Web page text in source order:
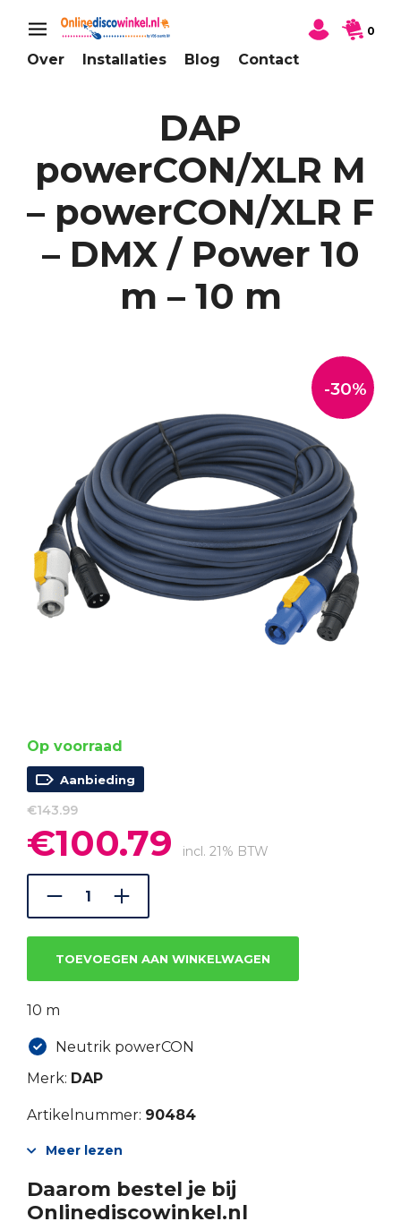
Over Installaties Blog Contact
0
DAP
powerCON/XLR M
– powerCON/XLR F
– DMX / Power 10
m – 10 m
-30%
Op voorraad
Aanbieding
€143.99
Oorspronkelijke
prijs
was:
€143.99.
€100.79 prijs
incl. 21% BTW
TOEVOEGEN AAN WINKELWAGEN
10 m
Neutrik powerCON
Merk: DAP
Artikelnummer: 90484
Meer lezen
Daarom bestel je bij
Onlinediscowinkel.nl